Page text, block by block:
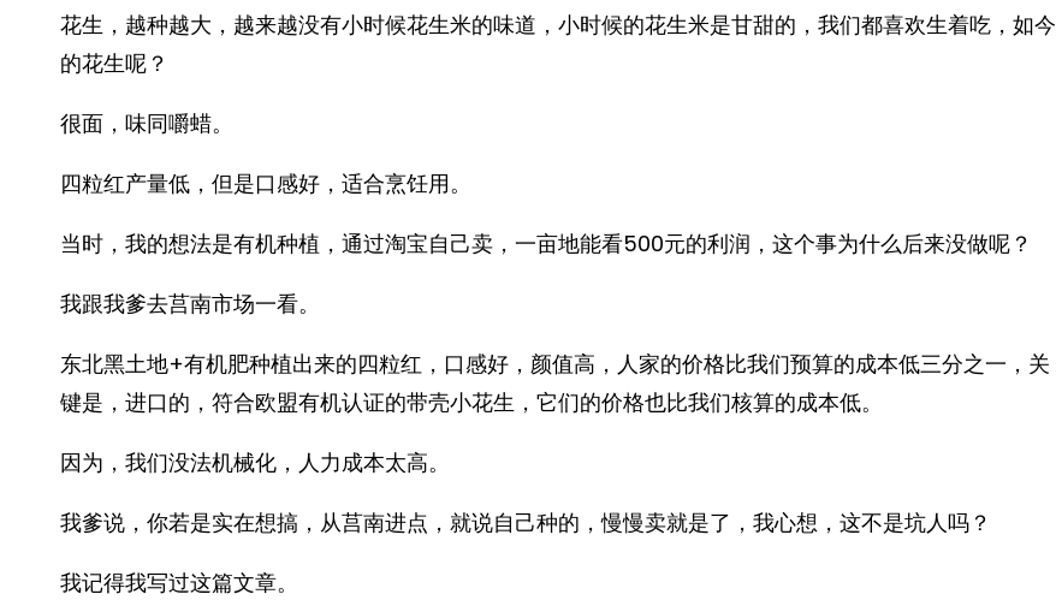
花生，越种越大，越来越没有小时候花生米的味道，小时候的花生米是甘甜的，我们都喜欢生着吃，如今
的花生呢？
很面，味同嚼蜡。
四粒红产量低，但是口感好，适合烹饪用。
当时，我的想法是有机种植，通过淘宝自己卖，一亩地能看500元的利润，这个事为什么后来没做呢？
我跟我爹去莒南市场一看。
东北黑土地+有机肥种植出来的四粒红，口感好，颜值高，人家的价格比我们预算的成本低三分之一，关
键是，进口的，符合欧盟有机认证的带壳小花生，它们的价格也比我们核算的成本低。
因为，我们没法机械化，人力成本太高。
我爹说，你若是实在想搞，从莒南进点，就说自己种的，慢慢卖就是了，我心想，这不是坑人吗？
我记得我写过这篇文章。